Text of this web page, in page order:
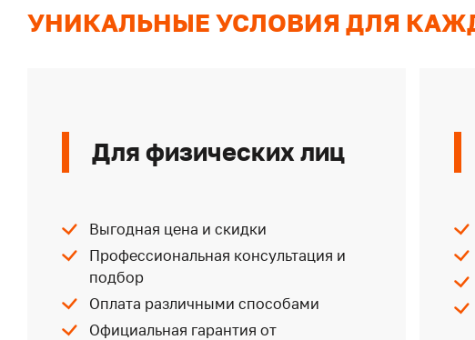
УНИКАЛЬНЫЕ УСЛОВИЯ ДЛЯ
Для физических лиц
Выгодная цена и скидки
Профессиональная консультация и
подбор
Оплата различными способами
Официальная гарантия от